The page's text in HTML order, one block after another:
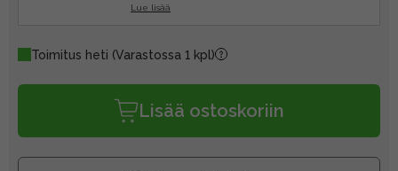
Lue lisää
Toimitus heti (Varastossa 1 kpl)
Lisää ostoskoriin